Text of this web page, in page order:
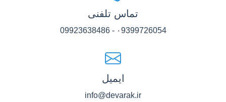
تماس تلفنی
۰9399726054 - 09923638486
ایمیل
info@devarak.ir